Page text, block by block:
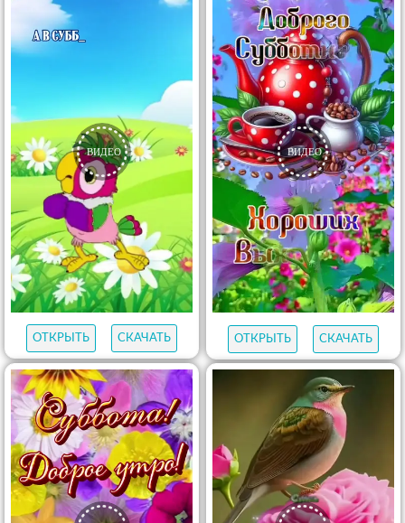
ОТКРЫТЬ СКАЧАТЬ ОТКРЫТЬ СКАЧАТЬ